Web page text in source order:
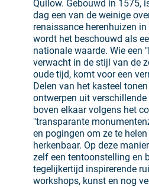
Quilow. Gebouwd in 1575,
dag een van de weinige
renaissance herenhuizen
wordt het beschouwd als
nationale waarde. Wie een
verwacht in de stijl van de
oude tijd, komt voor een
Delen van het kasteel
ontwerpen uit
boven elkaar volgens het
"transparante
en pogingen om ze te
herkenbaar. Op deze
zelf een tentoonstelling en
tegelijkertijd inspirerende
workshops, kunst en nog